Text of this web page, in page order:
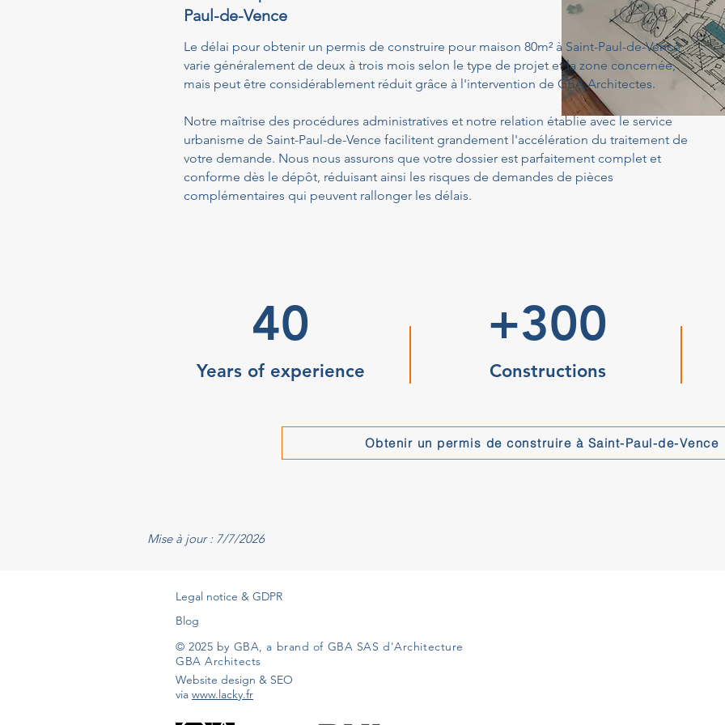
Paul-de-Vence
Le délai pour obtenir un permis de construire pour maison 80m² à Saint-Paul-de-Vence
varie généralement de deux à trois mois selon le type de projet et la zone concernée,
mais peut être considérablement réduit grâce à l'intervention de GBA Architectes.
Notre maîtrise des procédures administratives et notre relation établie avec le service
urbanisme de Saint-Paul-de-Vence facilitent grandement l'accélération du traitement de
votre demande. Nous nous assurons que votre dossier est parfaitement complet et
conforme dès le dépôt, réduisant ainsi les risques de demandes de pièces
complémentaires qui peuvent rallonger les délais.
40
Years of experience
+300
Constructions
Obtenir un permis de construire à Saint-Paul-de-Vence
Mise à jour : 7/7/2026
Legal notice & GDPR
Blog
© 2025 by GBA, a brand of GBA SAS d'Architecture
GBA Architects
Website design & SEO
via www.lacky.fr